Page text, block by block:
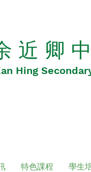
近 卿
Hing
特色課程 學生